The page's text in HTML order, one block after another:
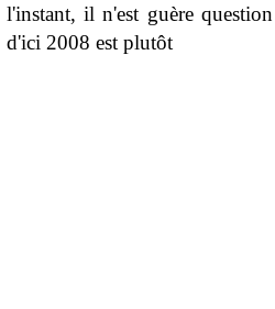
l'instant, il n'est guère
d'ici 2008 est plutôt